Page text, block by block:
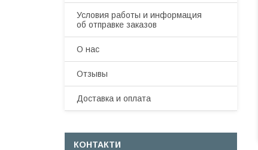
Условия работы и информация
об отправке заказов
О нас
Отзывы
Доставка и оплата
КОНТАКТИ